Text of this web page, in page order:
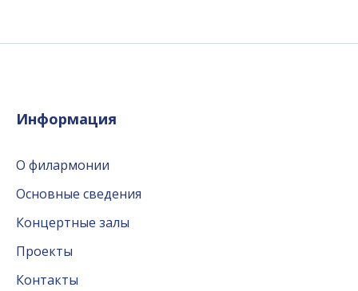
Информация
О филармонии
Основные сведения
Концертные залы
Проекты
Контакты